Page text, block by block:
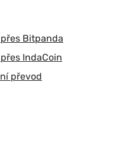
Bitpanda
IndaCoin
převod